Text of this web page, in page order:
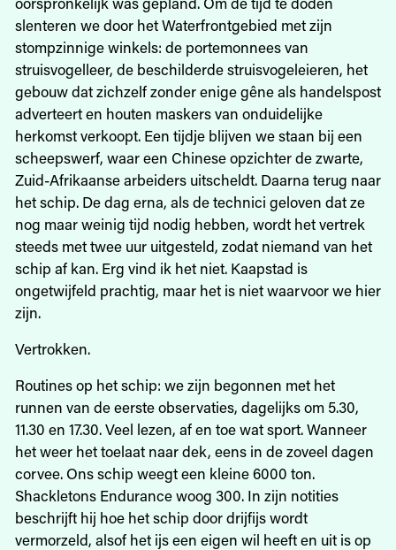
slenteren we door het Waterfrontgebied met zijn
stompzinnige winkels: de portemonnees van
struisvogelleer, de beschilderde struisvogeleieren, het
gebouw dat zichzelf zonder enige gêne als handelspost
adverteert en houten maskers van onduidelijke
herkomst verkoopt. Een tijdje blijven we staan bij een
scheepswerf, waar een Chinese opzichter de zwarte,
Zuid-Afrikaanse arbeiders uitscheldt. Daarna terug naar
het schip. De dag erna, als de technici geloven dat ze
nog maar weinig tijd nodig hebben, wordt het vertrek
steeds met twee uur uitgesteld, zodat niemand van het
schip af kan. Erg vind ik het niet. Kaapstad is
ongetwijfeld prachtig, maar het is niet waarvoor we hier
zijn.
Vertrokken.
Routines op het schip: we zijn begonnen met het
runnen van de eerste observaties, dagelijks om 5.30,
11.30 en 17.30. Veel lezen, af en toe wat sport. Wanneer
het weer het toelaat naar dek, eens in de zoveel dagen
corvee. Ons schip weegt een kleine 6000 ton.
Shackletons Endurance woog 300. In zijn notities
beschrijft hij hoe het schip door drijfijs wordt
vermorzeld, alsof het ijs een eigen wil heeft en uit is op